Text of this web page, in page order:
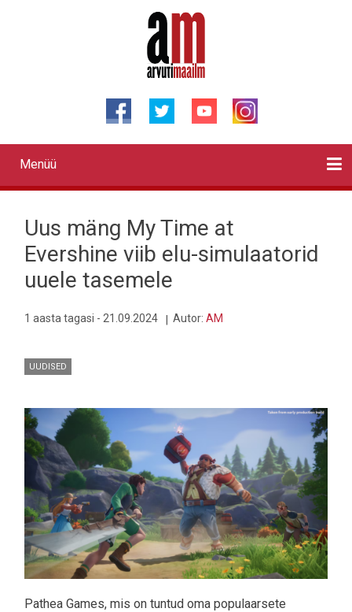
Primary
links
Menüü
Uus mäng My Time at
Evershine viib elu-simulaatorid
uuele tasemele
1 aasta tagasi - 21.09.2024 Autor: AM
UUDISED
Pilt
Pathea Games, mis on tuntud oma populaarsete